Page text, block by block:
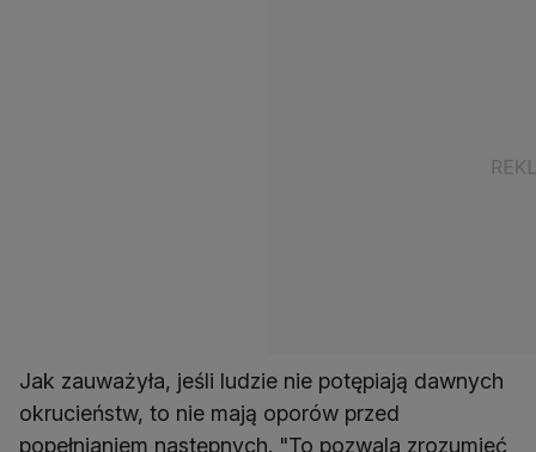
Jak zauważyła, jeśli ludzie nie potępiają dawnych
okrucieństw, to nie mają oporów przed
popełnianiem następnych. "To pozwala zrozumieć